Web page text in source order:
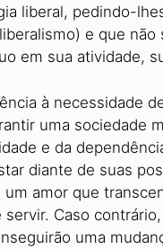
liberal, pedindo-
e que
em sua atividade,
à necessidade
uma sociedade
e da
diante de suas
amor que
Caso
uma